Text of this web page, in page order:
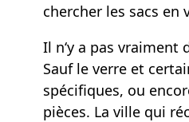
chercher les sacs en
Il n‘y a pas vraiment
Sauf le verre et
spécifiques, ou
pièces. La ville qui